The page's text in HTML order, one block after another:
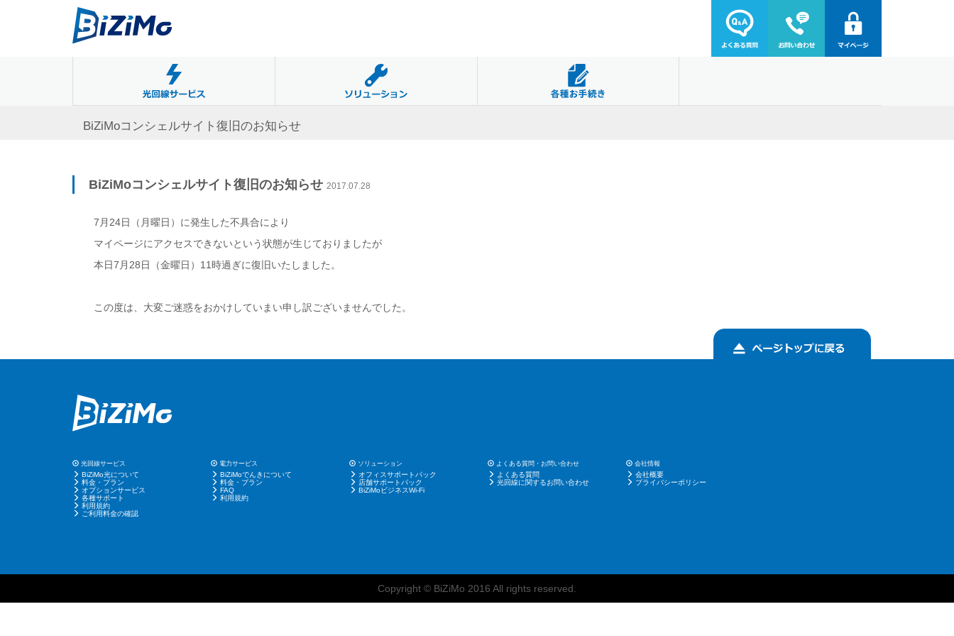
BiZiMoコンシェルサイト復旧のお知らせ
BiZiMoコンシェルサイト復旧のお知らせ 2017.07.28
7月24日（月曜日）に発生した不具合により
マイページにアクセスできないという状態が生じておりましたが
本日7月28日（金曜日）11時過ぎに復旧いたしました。
この度は、大変ご迷惑をおかけしていまい申し訳ございませんでした。
光回線サービス
BiZiMo光について
料金・プラン
オプションサービス
各種サポート
利用規約
ご利用料金の確認
電力サービス
BiZiMoでんきについて
料金・プラン
FAQ
利用規約
ソリューション
オフィスサポートパック
店舗サポートパック
BiZiMoビジネスWi-Fi
よくある質問・お問い合わせ
よくある質問
光回線に関するお問い合わせ
会社情報
会社概要
プライバシーポリシー
Copyright © BiZiMo 2016 All rights reserved.